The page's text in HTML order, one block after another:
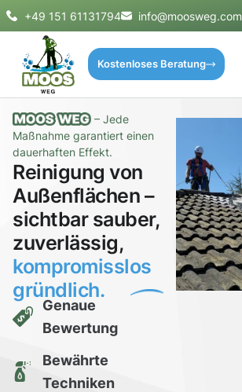
+49 151 61131794 info@moosweg.com
Kostenloses Beratung
– Jede
Maßnahme garantiert einen
dauerhaften Effekt.
Reinigung von
Außenflächen –
sichtbar sauber,
zuverlässig,
kompromisslos
gründlich.
Genaue
Bewertung
Bewährte
Techniken